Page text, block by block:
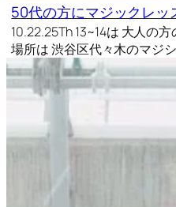
50代の方にマジックレッ
10.22.25Th 13~14は 大人の
場所は 渋谷区代々木のマジ